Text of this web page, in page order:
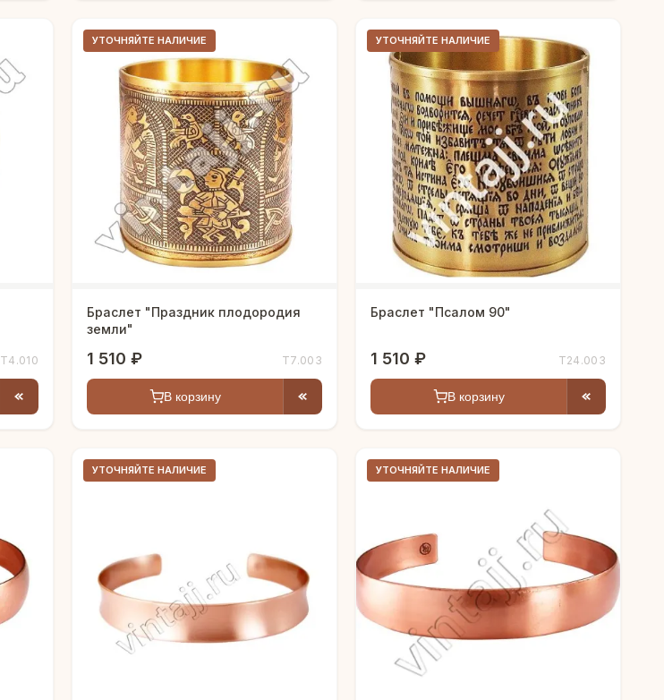
Т4.010
УТОЧНЯЙТЕ НАЛИЧИЕ
Браслет "Праздник плодородия
земли"
1 510 ₽ Т7.003
В корзину
УТОЧНЯЙТЕ НАЛИЧИЕ
Браслет "Псалом 90"
1 510 ₽ Т24.003
В корзину
УТОЧНЯЙТЕ НАЛИЧИЕ УТОЧНЯЙТЕ НАЛИЧИЕ